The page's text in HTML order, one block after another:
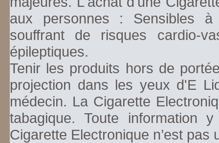
aux personnes : Sensibles
souffrant de risques cardio-
épileptiques.
Tenir les produits hors de
projection dans les yeux d'E
médecin. La Cigarette
tabagique. Toute information
Cigarette Electronique n’est pas